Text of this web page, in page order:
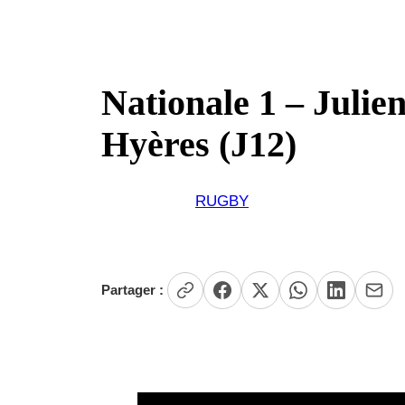
Nationale 1 –
Hyères (J12)
RUGBY
Partager :